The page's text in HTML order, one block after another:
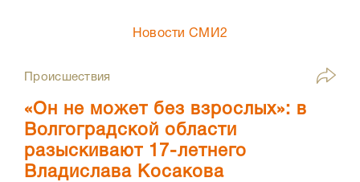
Новости СМИ2
Происшествия
«Он не может без взрослых»: в
Волгоградской области
разыскивают 17-летнего
Владислава Косакова